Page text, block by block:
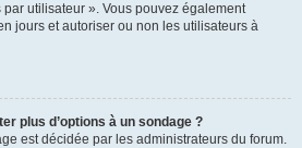
utilisateur ». Vous pouvez également
jours et autoriser ou non les utilisateurs à
plus d’options à un sondage ?
est décidée par les administrateurs du forum.